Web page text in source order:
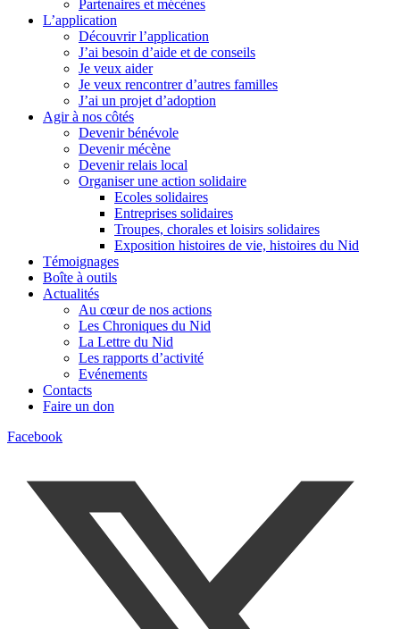
Partenaires et mécènes
L’application
Découvrir l’application
J’ai besoin d’aide et de conseils
Je veux aider
Je veux rencontrer d’autres familles
J’ai un projet d’adoption
Agir à nos côtés
Devenir bénévole
Devenir mécène
Devenir relais local
Organiser une action solidaire
Ecoles solidaires
Entreprises solidaires
Troupes, chorales et loisirs solidaires
Exposition histoires de vie, histoires du Nid
Témoignages
Boîte à outils
Actualités
Au cœur de nos actions
Les Chroniques du Nid
La Lettre du Nid
Les rapports d’activité
Evénements
Contacts
Faire un don
Facebook